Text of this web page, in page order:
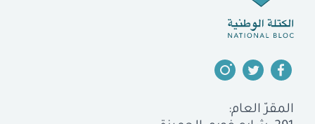
المقرّ العام: